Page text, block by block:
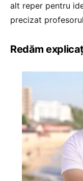
alt reper pentru
precizat
Redăm